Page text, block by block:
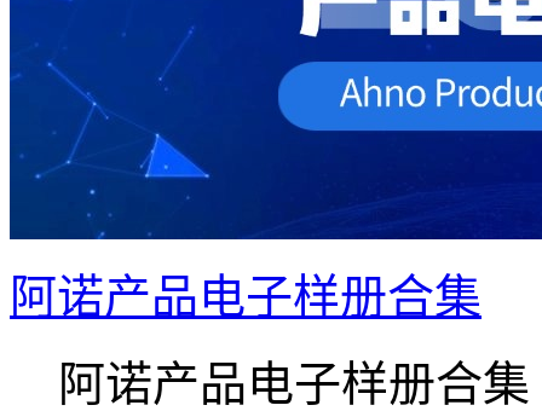
阿诺产品电子样册合集
阿诺产品电子样册合集